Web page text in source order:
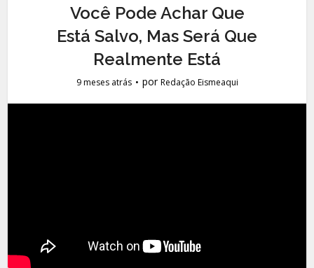
Você Pode Achar Que
Está Salvo, Mas Será Que
Realmente Está
9 meses atrás porRedação Eismeaqui